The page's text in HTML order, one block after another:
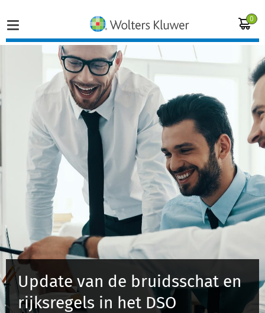
0
Actueel
Producten
Opleidingen
Juridisch advies
Inloggen op de kennisbank
Inloggen
Update van de bruidsschat en
rijksregels in het DSO